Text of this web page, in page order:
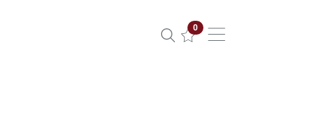
0Propiedades seleccionadas